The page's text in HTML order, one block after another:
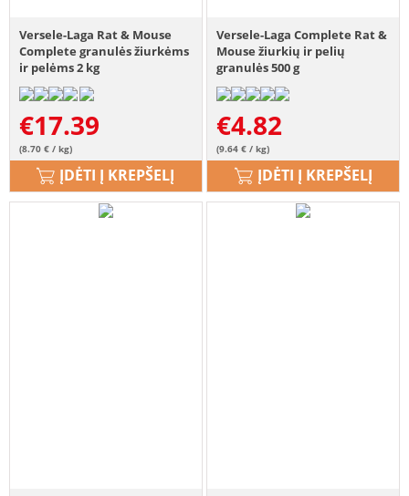
Versele-Laga Rat & Mouse
Complete granulės žiurkėms
ir pelėms 2 kg
€17.39
(8.70 € / kg)
ĮDĖTI Į KREPŠELĮ
Versele-Laga Complete Rat &
Mouse žiurkių ir pelių
granulės 500 g
€4.82
(9.64 € / kg)
ĮDĖTI Į KREPŠELĮ